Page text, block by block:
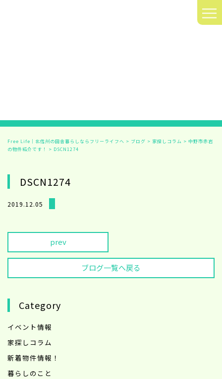
≡
Free Life｜北信州の田舎暮らしならフリーライフへ > ブログ > 家探しコラム > 中野市赤岩
の物件紹介です！
> DSCN1274
DSCN1274
2019.12.05
prev
ブログ一覧へ戻る
Category
イベント情報
家探しコラム
新着物件情報！
暮らしのこと